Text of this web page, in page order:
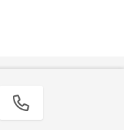
- BARNES